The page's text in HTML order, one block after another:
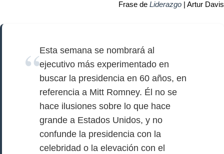
Frase de Liderazgo | Artur Davis
Esta semana se nombrará al
ejecutivo más experimentado en
buscar la presidencia en 60 años, en
referencia a Mitt Romney. Él no se
hace ilusiones sobre lo que hace
grande a Estados Unidos, y no
confunde la presidencia con la
celebridad o la elevación con el